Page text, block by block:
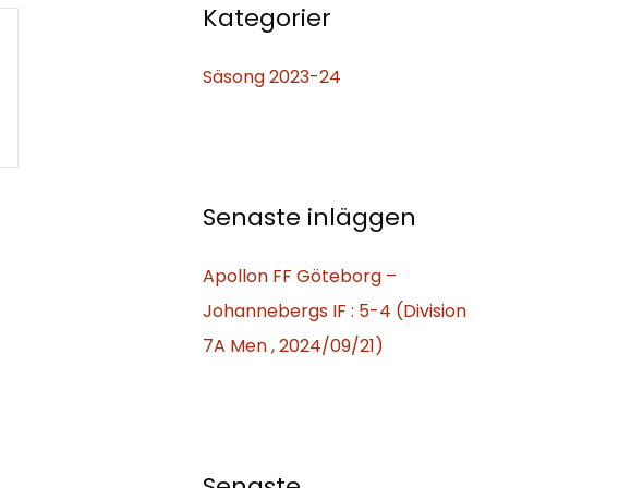
f
e
Kategorier
Säsong 2023-24
Senaste inläggen
Apollon FF Göteborg –
Johannebergs IF : 5-4 (Division
7A Men , 2024/09/21)